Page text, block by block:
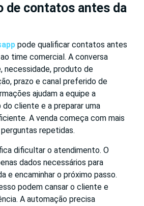
de contatos antes da
pode qualificar contatos antes
time comercial. A conversa
necessidade, produto de
prazo e canal preferido de
ajudam a equipe a
cliente e a preparar uma
A venda começa com mais
repetidas.
dificultar o atendimento. O
dados necessários para
e encaminhar o próximo passo.
podem cansar o cliente e
A automação precisa